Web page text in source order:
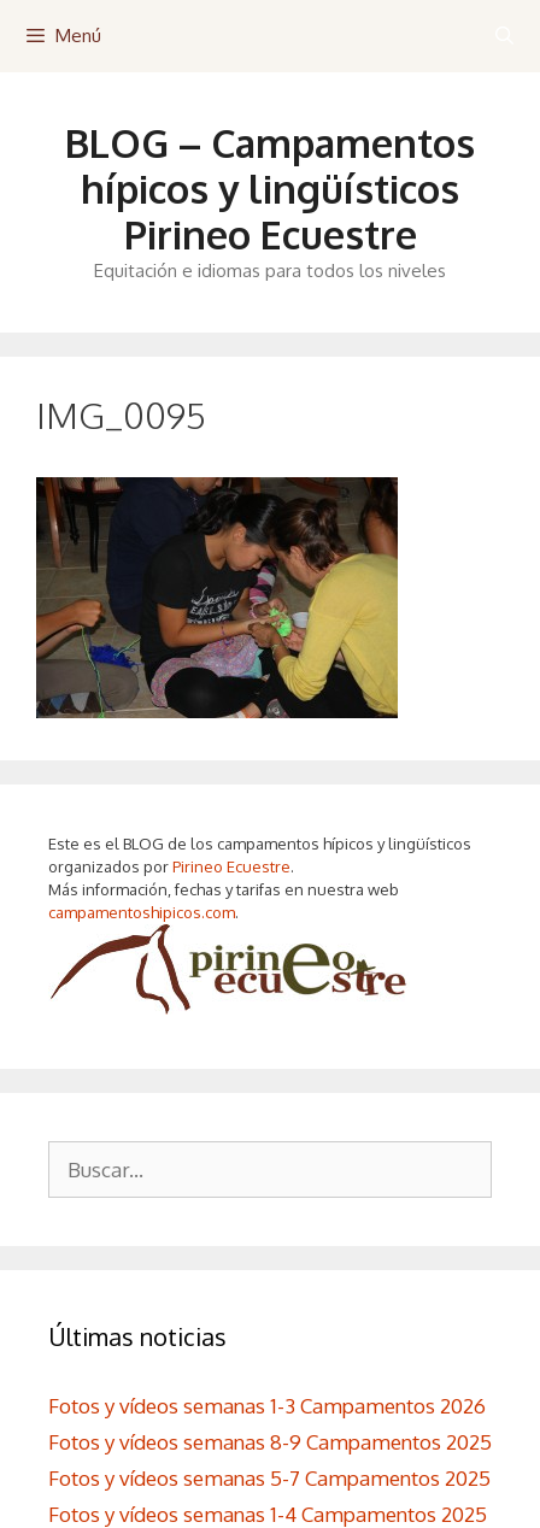
Menú
BLOG – Campamentos
hípicos y lingüísticos
Pirineo Ecuestre
Equitación e idiomas para todos los niveles
IMG_0095
Este es el BLOG de los campamentos hípicos y lingüísticos
organizados porPirineo Ecuestre.
Más información, fechas y tarifas en nuestra web
campamentoshipicos.com.
Últimas noticias
Fotos y vídeos semanas 1-3 Campamentos 2026
Fotos y vídeos semanas 8-9 Campamentos 2025
Fotos y vídeos semanas 5-7 Campamentos 2025
Fotos y vídeos semanas 1-4 Campamentos 2025